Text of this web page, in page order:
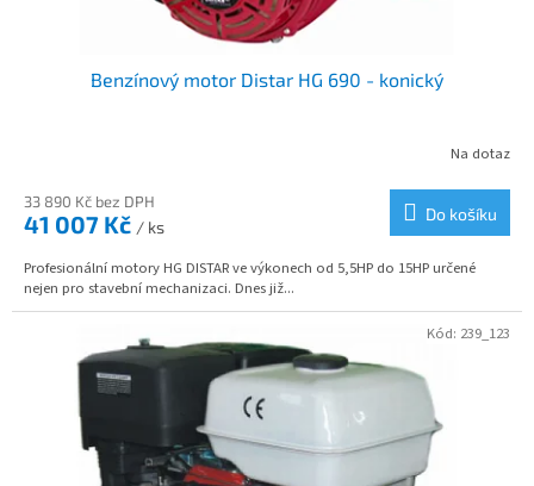
Benzínový motor Distar HG 690 - konický
Na dotaz
33 890 Kč bez DPH
41 007 Kč / ks
Do košíku
Profesionální motory HG DISTAR ve výkonech od 5,5HP do 15HP určené
nejen pro stavební mechanizaci. Dnes již...
Kód: 239_123